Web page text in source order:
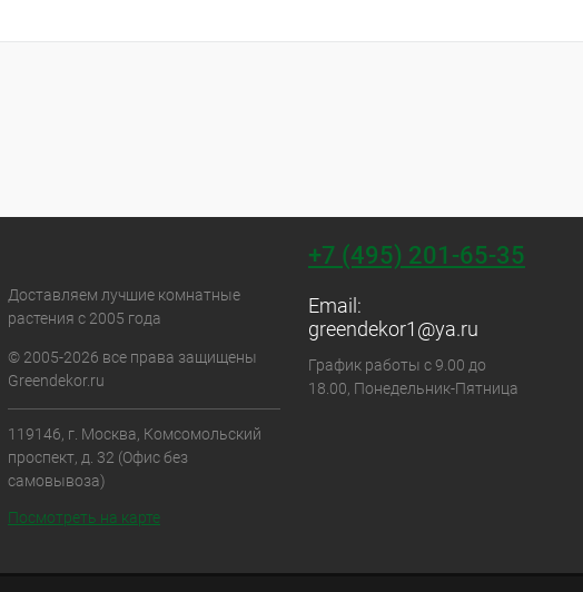
Доставляем лучшие комнатные
растения с 2005 года
© 2005-2026 все права защищены
Greendekor.ru
119146, г. Москва, Комсомольский
проспект, д. 32 (Офис без
самовывоза)
Посмотреть на карте
+7 (495) 201-65-35
Email:
greendekor1@ya.ru
График работы с 9.00 до
18.00, Понедельник-Пятница